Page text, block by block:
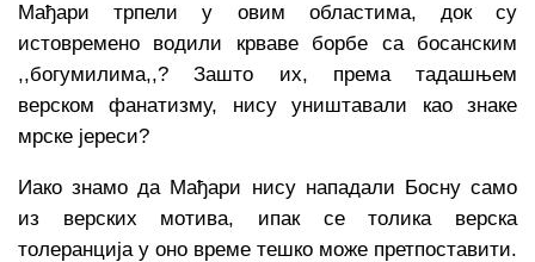
Мађари трпели у овим областима, док су
истовремено водили крваве борбе са босанским
,,богумилима,,? Зашто их, према тадашњем
верском фанатизму, нису уништавали као знаке
мрске јереси?
Иако знамо да Мађари нису нападали Босну само
из верских мотива, ипак се толика верска
толеранција у оно време тешко може претпоставити.